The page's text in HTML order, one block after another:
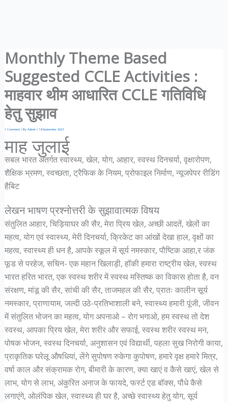
Monthly Theme Based
Suggested CCLE Activities :
माहवार थीम आधारित CCLE गतिविधि
हेतु सुझाव
1 Comment / By Admin / 18 September 2023
माह जुलाई
सबल भारत अंतर्गत स्वास्थ्य, खेल, योग, आहार, स्वस्थ दिनचर्या, वृक्षारोपण,
शैक्षिक भ्रमण, स्वच्छता, ट्रैफिक के नियम, प्रोफाइल निर्माण, न्यूजपेपर रीडिंग
हैबिट
लेखन भाषण प्रश्नोत्तरी के सुझावात्मक विषय
संतुलित आहार, चिड़ियाघर की सैर, मेरा प्रिय खेल, अच्छी आदतें, खेलों का
महत्व, योग एवं स्वास्थ्य, मेरी दिनचर्या, क्रिकेट का आंखों देखा हाल, वृक्षों का
महत्व, स्वास्थ्य ही धन है, आपके स्कूल में सूर्य नमस्कार, पौष्टिक आहा,र जंक
फूड से परहेज, सचिन- एक महान खिलाड़ी, हॉकी हमारा राष्ट्रीय खेल, स्वस्थ
भारत हरित भारत, एक स्वस्थ शरीर में स्वस्थ मस्तिष्क का विकास होता है, वन
संरक्षण, मांडू की सैर, सांची की सैर, ताजमहल की सैर, प्रातः कालीन सूर्य
नमस्कार, प्राणायाम, जल्दी उठे-प्रतिभाशाली बने, स्वास्थ्य हमारी पूंजी, जीवन
में संतुलित भोजन का महत्व, योग अपनाओ – रोग भगाओ, हम स्वस्थ तो देश
स्वस्थ, आपका प्रिय खेल, मेरा शरीर और सफाई, स्वस्थ शरीर स्वस्थ मन,
पोषक भोजन, स्वस्थ दिनचर्या, अनुशासन एवं विद्यार्थी, पहला सुख निरोगी काया,
प्राकृतिक घरेलू औषधियां, लेंगे सुपोषण रुकेगा कुपोषण, हमारे वृक्ष हमारे मित्र,
वर्षा काल और संक्रामक रोग, बीमारी के कारण, क्या खाएं व कैसे खाएं, खेल से
लाभ, योग से लाभ, अंकुरित अनाज के फायदे, फर्स्ट एड बॉक्स, पौधे कैसे
लगाएंगे, ओलंपिक खेल, स्वास्थ्य ही घर है, अच्छे स्वास्थ्य हेतु योग, सूर्य